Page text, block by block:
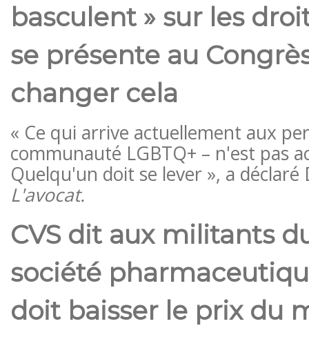
basculent » sur les
se présente au
changer cela
« Ce qui arrive actuellement aux
communauté LGBTQ+ – n'est pas
Quelqu'un doit se lever », a déclaré
L'avocat.
CVS dit aux militants
société
doit baisser le prix du